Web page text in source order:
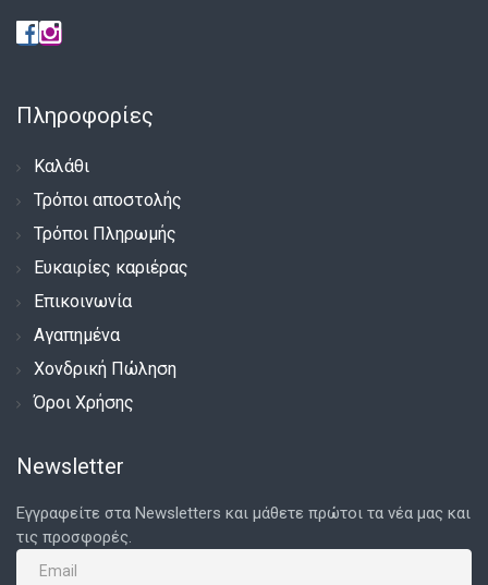
Πληροφορίες
Καλάθι
Τρόποι αποστολής
Τρόποι Πληρωμής
Ευκαιρίες καριέρας
Επικοινωνία
Αγαπημένα
Χονδρική Πώληση
Όροι Χρήσης
Newsletter
Εγγραφείτε στα Newsletters και μάθετε πρώτοι τα νέα μας και
τις προσφορές.